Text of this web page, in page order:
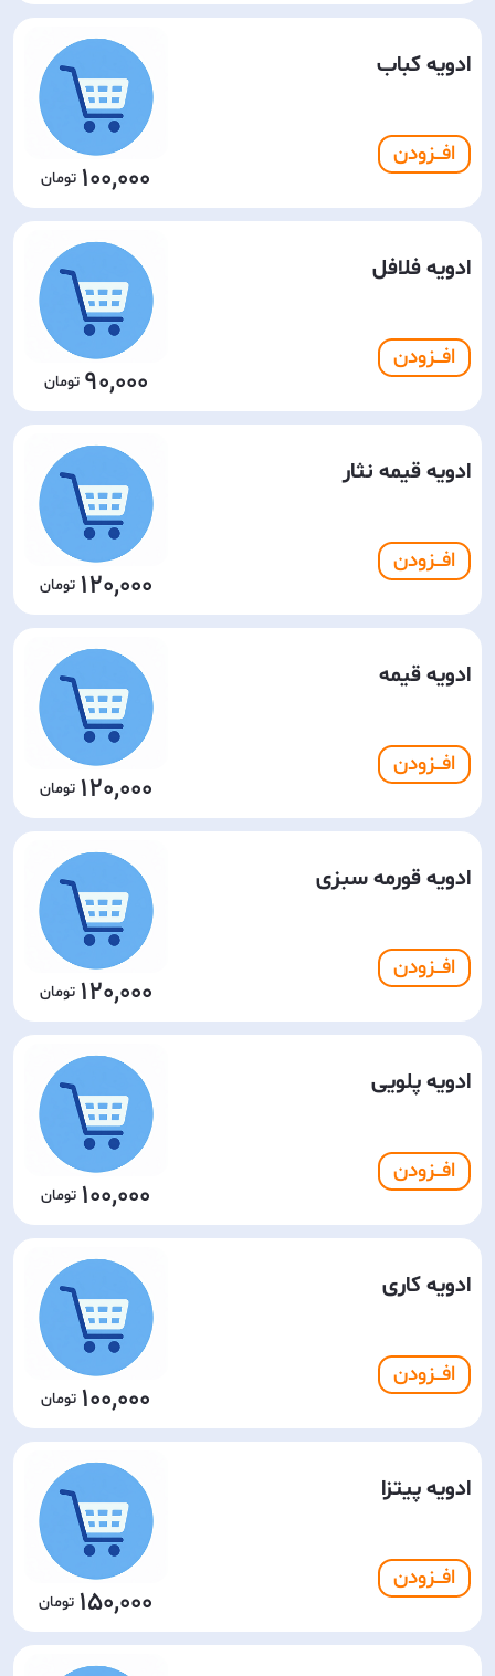
ادویه کباب
افـــزودن
100,000
ادویه فلافل
افـــزودن
90,000
ادویه قیمه نثار
افـــزودن
120,000
ادویه قیمه
افـــزودن
120,000
ادویه قورمه سبزی
افـــزودن
120,000
ادویه پلویی
افـــزودن
100,000
ادویه کاری
افـــزودن
100,000
ادویه پیتزا
افـــزودن
150,000